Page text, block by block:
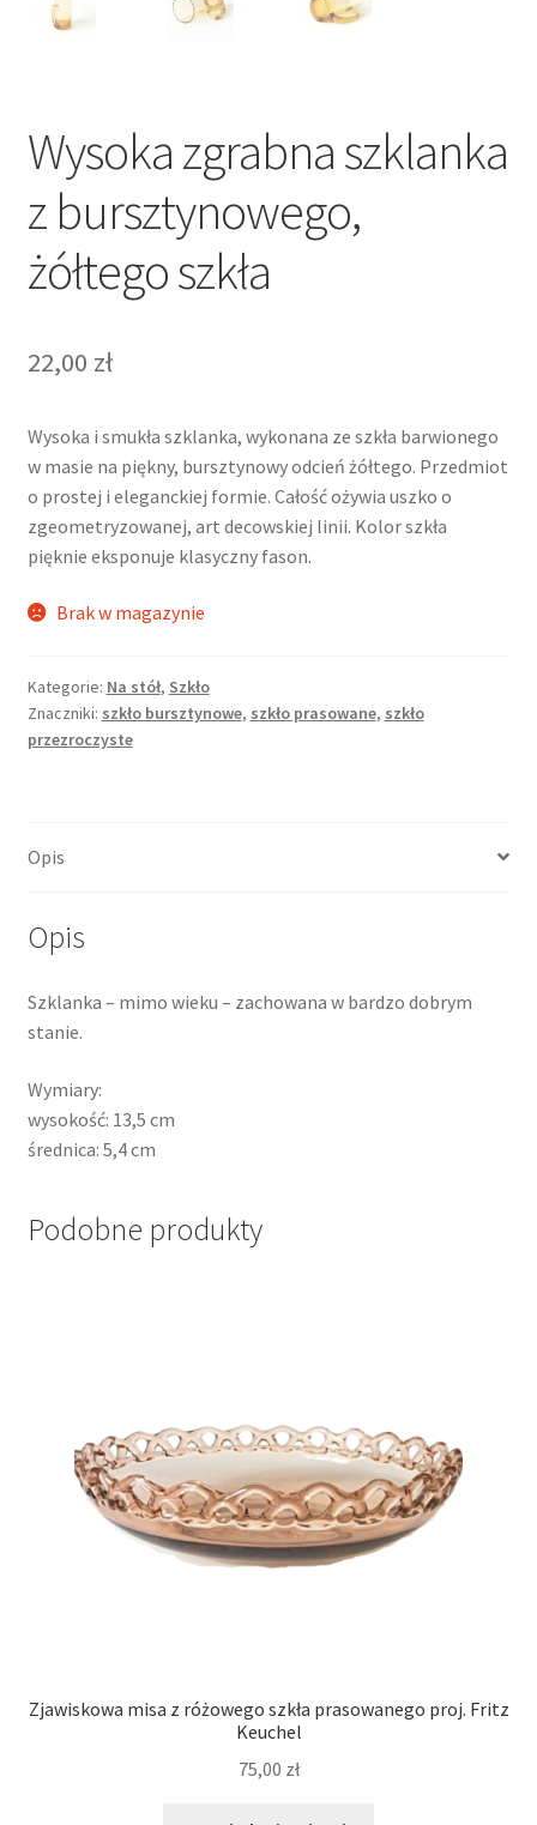
Wysoka zgrabna szklanka
z bursztynowego,
żółtego szkła
22,00 zł
Wysoka i smukła szklanka, wykonana ze szkła barwionego
w masie na piękny, bursztynowy odcień żółtego. Przedmiot
o prostej i eleganckiej formie. Całość ożywia uszko o
zgeometryzowanej, art decowskiej linii. Kolor szkła
pięknie eksponuje klasyczny fason.
Brak w magazynie
Kategorie: Na stół, Szkło
Znaczniki: szkło bursztynowe, szkło prasowane, szkło
przezroczyste
Opis
Opis
Szklanka – mimo wieku – zachowana w bardzo dobrym
stanie.
Wymiary:
wysokość: 13,5 cm
średnica: 5,4 cm
Podobne produkty
Zjawiskowa misa z różowego szkła prasowanego proj. Fritz
Keuchel
75,00 zł